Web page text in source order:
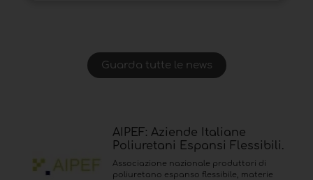
Guarda tutte le news
AIPEF: Aziende Italiane
Poliuretani Espansi Flessibili.
Associazione nazionale produttori di
poliuretano espanso flessibile, materie